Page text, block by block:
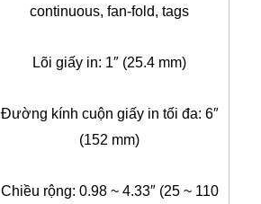
continuous, fan-fold, tags
Lõi giấy in: 1″ (25.4 mm)
Đường kính cuộn giấy in tối đa: 6″
(152 mm)
Chiều rộng: 0.98 ~ 4.33″ (25 ~ 110